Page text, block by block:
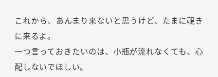
これから、あんまり来ないと思うけど、たまに覗き
に来るよ。
一つ言っておきたいのは、小瓶が流れなくても、心
配しないでほしい。